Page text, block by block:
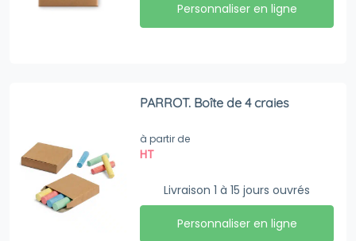
Personnaliser en ligne
PARROT. Boîte de 4 craies
à partir de
HT
Livraison 1 à 15 jours ouvrés
Personnaliser en ligne